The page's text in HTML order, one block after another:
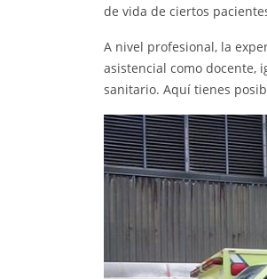
de vida de ciertos
A nivel profesional, la
asistencial como docente,
sanitario. Aquí tienes